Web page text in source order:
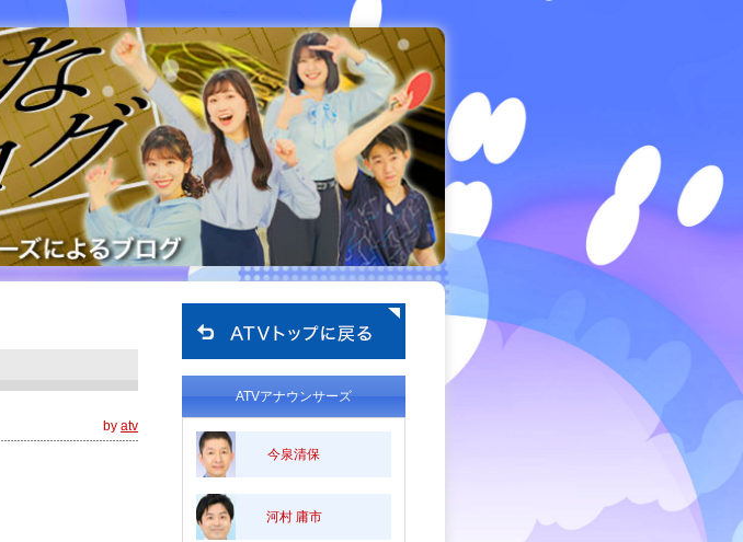
by atv
ATVアナウンサーズ
今泉清保
河村 庸市